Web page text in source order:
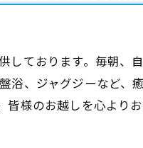
しております。毎朝、
浴、ジャグジーなど、
様のお越しを心より